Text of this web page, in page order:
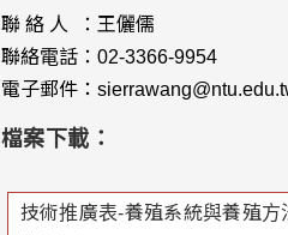
聯 絡 人 ：王儷儒
聯絡電話：02-3366-9954
電子郵件：
檔案下載：
技術推廣表-養殖系統與養殖方